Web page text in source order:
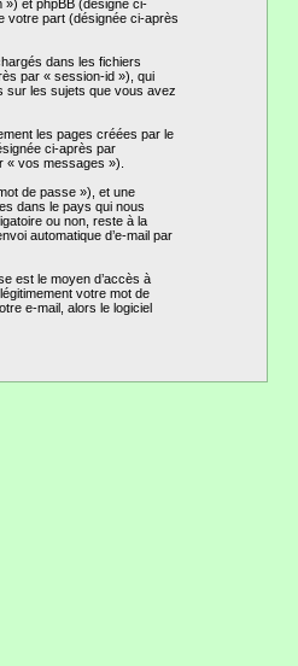
») et phpBB (désigné ci-
votre part (désignée ci-après
dans les fichiers
par « session-id »), qui
sur les sujets que vous avez
les pages créées par le
ci-après par
« vos messages »).
de passe »), et une
dans le pays qui nous
ou non, reste à la
automatique d’e-mail par
est le moyen d’accès à
votre mot de
e-mail, alors le logiciel